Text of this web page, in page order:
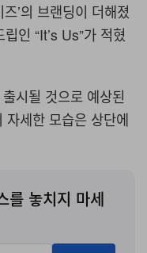
’의 브랜딩이 더해졌
인 “It’s Us”가 적혔
시될 것으로 예상된
세한 모습은 상단에
를 놓치지 마세